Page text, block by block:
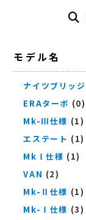
モデル名
ナイツブリッジ
ERAターボ (0)
Mk-Ⅲ仕様 (1)
エステート (1)
MkⅠ仕様 (1)
VAN (2)
Mk-Ⅱ仕様 (1)
Mk-Ⅰ仕様 (3)